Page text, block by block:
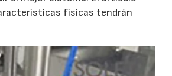
físicas tendrán